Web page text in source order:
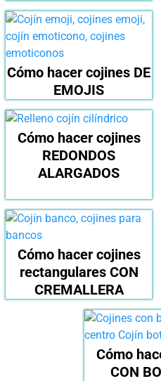
Cómo hacer cojines DE
EMOJIS
Cómo hacer cojines
REDONDOS
ALARGADOS
Cómo hacer cojines
rectangulares CON
CREMALLERA
Cómo
CON